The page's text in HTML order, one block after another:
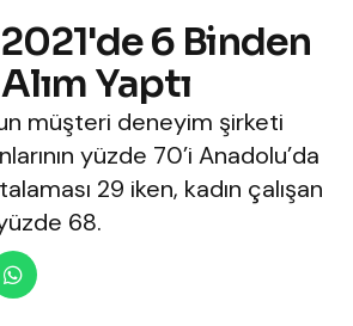
6 Binden
Yaptı
müşteri deneyim şirketi
yüzde 70’i Anadolu’da
29 iken, kadın çalışan
68.